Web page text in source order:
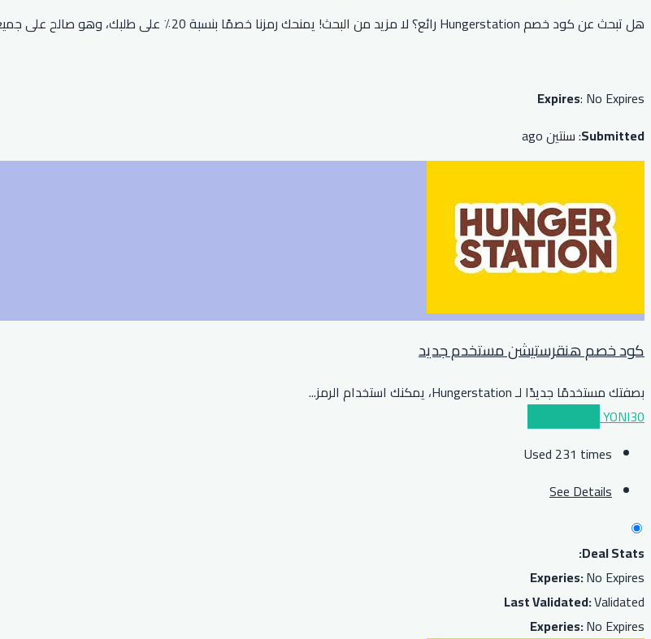
هل تبحث عن كود خصم Hungerstation رائع؟ لا مزيد من البحث! يمنحك رمزنا خصمًا بنسبة 20٪ على طلبك، وهو صالح على جميع الطلبات. فقط أدخل الرمز عند الخروج للاستفادة من هذا العرض الرائع.
Expires: No Expires
Submitted: سنتين ago
كود خصم هنقرستيشن مستخدم جديد
بصفتك مستخدمًا جديدًا لـ Hungerstation، يمكنك استخدام الرمز
...
YONI30
Used 231 times
See Details
Deal Stats:
Experies:No Expires
Last Validated:Validated
Experies:No Expires